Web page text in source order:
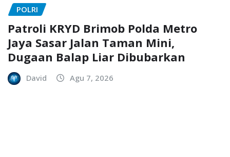
POLRI
Patroli KRYD Brimob Polda Metro
Jaya Sasar Jalan Taman Mini,
Dugaan Balap Liar Dibubarkan
David Agu 7, 2026